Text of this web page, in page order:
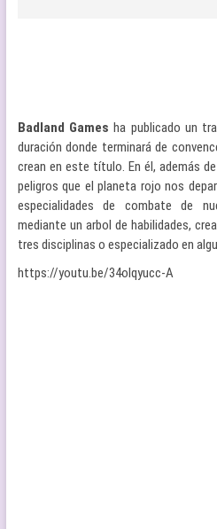
Badland Games ha publicado un
duración donde terminará de
crean en este título. En él, además
peligros que el planeta rojo nos
especialidades de combate de
mediante un arbol de habilidades,
tres disciplinas o especializado en
https://youtu.be/34olqyucc-A